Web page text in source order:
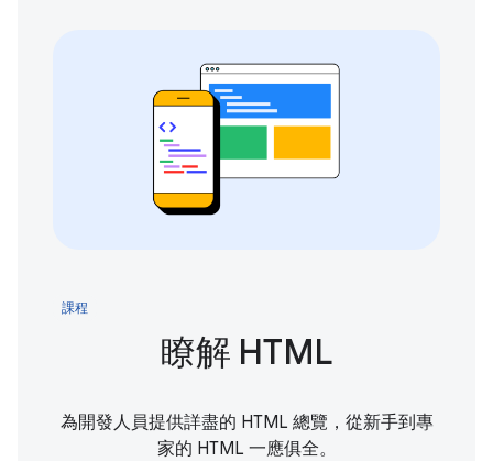
課程
瞭解 HTML
為開發人員提供詳盡的 HTML 總覽，從新手到專
家的 HTML 一應俱全。